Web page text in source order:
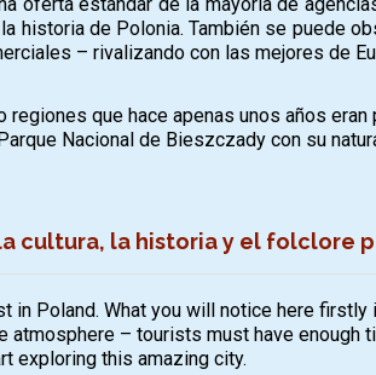
historia de Polonia. También se puede
– rivalizando con las mejores de
regiones que hace apenas unos años
Nacional de Bieszczady con su
la cultura, la historia y el folclore
in Poland. What you will notice here
atmosphere – tourists must have enough
exploring this amazing city.